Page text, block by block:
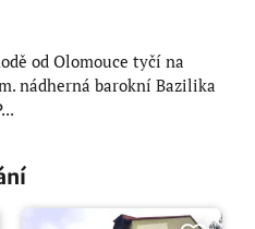
od Olomouce tyčí na
nádherná barokní Bazilika